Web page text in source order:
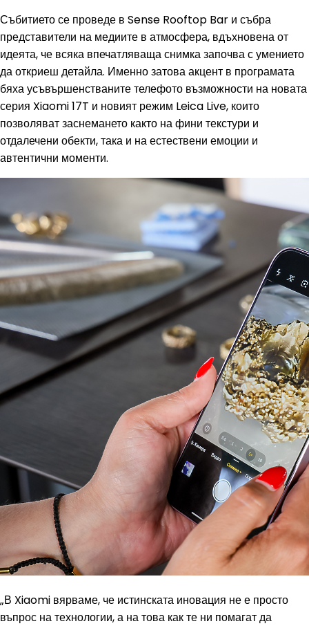
Събитието се проведе в Sense Rooftop Bar и събра
представители на медиите в атмосфера, вдъхновена от
идеята, че всяка впечатляваща снимка започва с умението
да откриеш детайла. Именно затова акцент в програмата
бяха усъвършенстваните телефото възможности на новата
серия Xiaomi 17T и новият режим Leica Live, които
позволяват заснемането както на фини текстури и
отдалечени обекти, така и на естествени емоции и
автентични моменти.
„В Xiaomi вярваме, че истинската иновация не е просто
въпрос на технологии, а на това как те ни помагат да